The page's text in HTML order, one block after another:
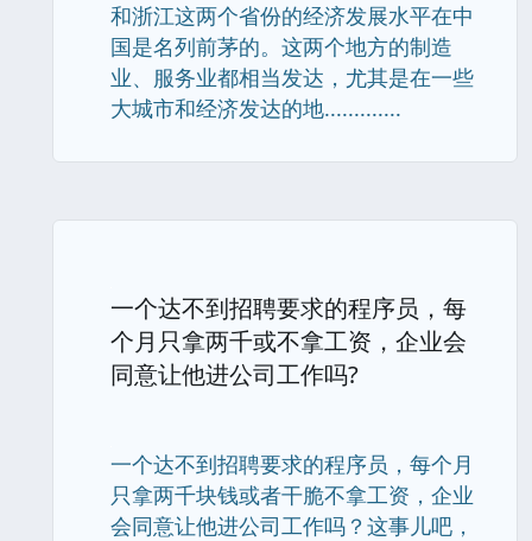
和浙江这两个省份的经济发展水平在中
国是名列前茅的。这两个地方的制造
业、服务业都相当发达，尤其是在一些
大城市和经济发达的地.............
一个达不到招聘要求的程序员，每
个月只拿两千或不拿工资，企业会
同意让他进公司工作吗?
一个达不到招聘要求的程序员，每个月
只拿两千块钱或者干脆不拿工资，企业
会同意让他进公司工作吗？这事儿吧，